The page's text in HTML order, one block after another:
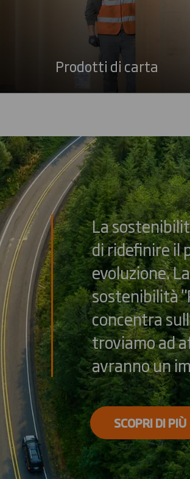
Prodotti di carta
La
di ridefinire il
evoluzione.
sostenibilità
concentra
troviamo ad
avranno un
SCOPRI DI PIÙ